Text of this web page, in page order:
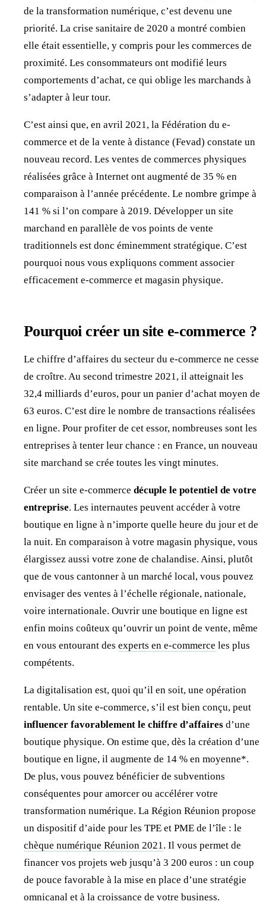
de la transformation numérique, c’est devenu une
priorité. La crise sanitaire de 2020 a montré combien
elle était essentielle, y compris pour les commerces de
proximité. Les consommateurs ont modifié leurs
comportements d’achat, ce qui oblige les marchands à
s’adapter à leur tour.
C’est ainsi que, en avril 2021, la Fédération du e-
commerce et de la vente à distance (Fevad) constate un
nouveau record. Les ventes de commerces physiques
réalisées grâce à Internet ont augmenté de 35 % en
comparaison à l’année précédente. Le nombre grimpe à
141 % si l’on compare à 2019. Développer un site
marchand en parallèle de vos points de vente
traditionnels est donc éminemment stratégique. C’est
pourquoi nous vous expliquons comment associer
efficacement e-commerce et magasin physique.
Pourquoi créer un site e-commerce ?
Le chiffre d’affaires du secteur du e-commerce ne cesse
de croître. Au second trimestre 2021, il atteignait les
32,4 milliards d’euros, pour un panier d’achat moyen de
63 euros. C’est dire le nombre de transactions réalisées
en ligne. Pour profiter de cet essor, nombreuses sont les
entreprises à tenter leur chance : en France, un nouveau
site marchand se crée toutes les vingt minutes.
Créer un site e-commerce décuple le potentiel de votre
entreprise. Les internautes peuvent accéder à votre
boutique en ligne à n’importe quelle heure du jour et de
la nuit. En comparaison à votre magasin physique, vous
élargissez aussi votre zone de chalandise. Ainsi, plutôt
que de vous cantonner à un marché local, vous pouvez
envisager des ventes à l’échelle régionale, nationale,
voire internationale. Ouvrir une boutique en ligne est
enfin moins coûteux qu’ouvrir un point de vente, même
en vous entourant des experts en e-commerce les plus
compétents.
La digitalisation est, quoi qu’il en soit, une opération
rentable. Un site e-commerce, s’il est bien conçu, peut
influencer favorablement le chiffre d’affaires d’une
boutique physique. On estime que, dès la création d’une
boutique en ligne, il augmente de 14 % en moyenne*.
De plus, vous pouvez bénéficier de subventions
conséquentes pour amorcer ou accélérer votre
transformation numérique. La Région Réunion propose
un dispositif d’aide pour les TPE et PME de l’île : le
chèque numérique Réunion 2021. Il vous permet de
financer vos projets web jusqu’à 3 200 euros : un coup
de pouce favorable à la mise en place d’une stratégie
omnicanal et à la croissance de votre business.